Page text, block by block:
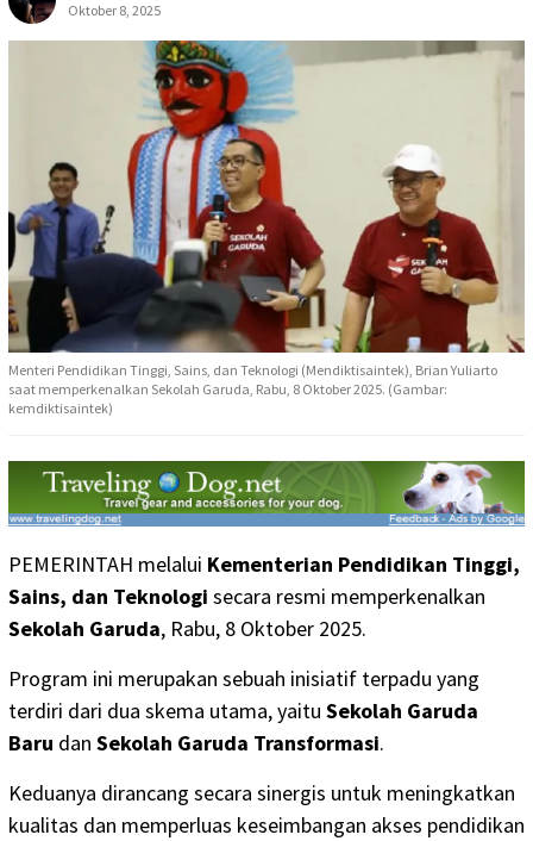
Oktober 8, 2025
Menteri Pendidikan Tinggi, Sains, dan Teknologi (Mendiktisaintek), Brian Yuliarto
saat memperkenalkan Sekolah Garuda, Rabu, 8 Oktober 2025. (Gambar:
kemdiktisaintek)
PEMERINTAH melalui Kementerian Pendidikan Tinggi,
Sains, dan Teknologi secara resmi memperkenalkan
Sekolah Garuda, Rabu, 8 Oktober 2025.
Program ini merupakan sebuah inisiatif terpadu yang
terdiri dari dua skema utama, yaitu Sekolah Garuda
Baru dan Sekolah Garuda Transformasi.
Keduanya dirancang secara sinergis untuk meningkatkan
kualitas dan memperluas keseimbangan akses pendidikan